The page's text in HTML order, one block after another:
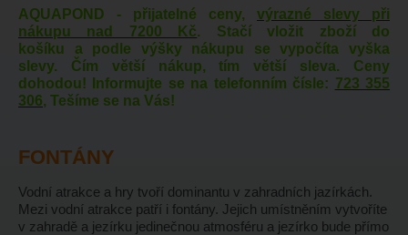
AQUAPOND - přijatelné ceny, výrazné slevy při
nákupu nad 7200 Kč. Stačí vložit zboží do
košíku a podle výšky nákupu se vypočíta vyška
slevy. Čím větší nákup, tím větší sleva. Ceny
dohodou! Informujte se na telefonním čísle: 723 355
306, Tešíme se na Vás!
FONTÁNY
Vodní atrakce a hry tvoří dominantu v zahradních jazírkách.
Mezi vodní atrakce patří i fontány. Jejich umístněním vytvoříte
v zahradě a jezírku jedinečnou atmosféru a jezírko bude přímo